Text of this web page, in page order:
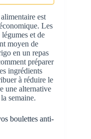
est
Les
et de
moyen de
en un repas
préparer
ingrédients
à réduire le
une alternative
semaine.
boulettes anti-